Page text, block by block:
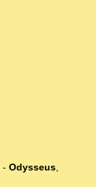
- Odysseus,